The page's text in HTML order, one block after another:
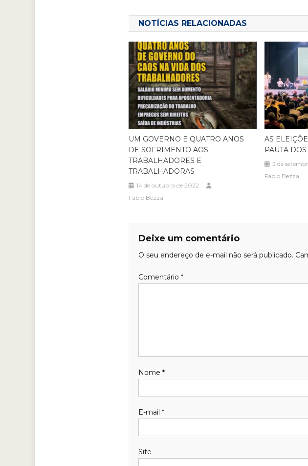
NOTÍCIAS RELACIONADAS
UM GOVERNO E QUATRO ANOS
DE SOFRIMENTO AOS
TRABALHADORES E
TRABALHADORAS
14 de outubro de 2022
Fábio Bezza
AS
PAUTA
2 de
Fábio Bezza
Deixe um comentário
O seu endereço de e-mail não será publicado.
Comentário *
Nome *
E-mail *
Site